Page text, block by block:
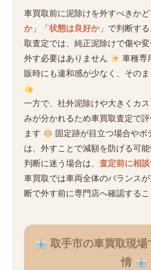
車買取前に泥除けを外すべきか
か」「状態は良好か」で判断す
取査定では、純正泥除けで傷や
外す必要はありません
車種専
販時にも違和感が少なく、その
一方で、社外泥除けや大きくカ
みが分かれるため車買取査定で
ます
固定跡が目立つ場合や
は、外すことで減額を防げる可
判断に迷う場合は、 査定前に相
車買取では車両全体のバランス
断で外す前に専門店へ確認する
取手市の車買取現
情